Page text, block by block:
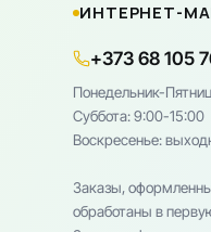
ИНТЕРНЕТ-
+373 68 105
Понедельник-
Cуббота: 9:00-15:00
Воскресенье:
Заказы,
обработаны в